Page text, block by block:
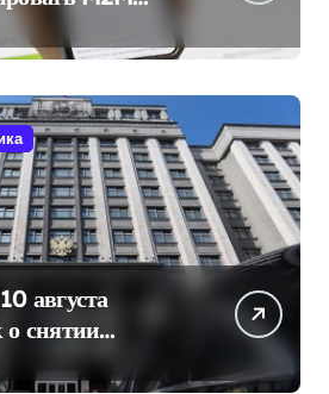
августа
о снятии
в Госдуму